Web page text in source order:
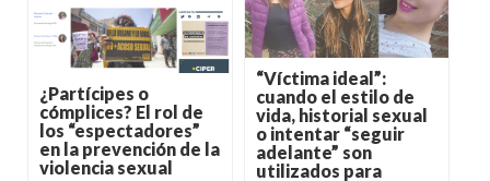
¿Partícipes o
cómplices? El rol de
los “espectadores”
en la prevención de la
violencia sexual
“Víctima ideal”:
cuando el estilo de
vida, historial sexual
o intentar “seguir
adelante” son
utilizados para